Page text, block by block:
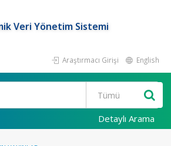
Veri Yönetim Sistemi
Araştırmacı Girişi English
Detaylı Arama